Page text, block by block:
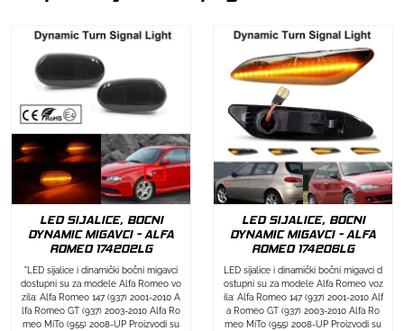
LED SIJALICE, BOCNI
DYNAMIC MIGAVCI - ALFA
ROMEO 174202LG
"LED sijalice i dinamički bočni migavci
dostupni su za modele Alfa Romeo vo
zila: Alfa Romeo 147 (937) 2001-2010 A
lfa Romeo GT (937) 2003-2010 Alfa Ro
meo MiTo (955) 2008-UP Proizvodi su
LED SIJALICE, BOCNI
DYNAMIC MIGAVCI - ALFA
ROMEO 174206LG
LED sijalice i dinamički bočni migavci d
ostupni su za modele Alfa Romeo voz
ila: Alfa Romeo 147 (937) 2001-2010 Alf
a Romeo GT (937) 2003-2010 Alfa Ro
meo MiTo (955) 2008-UP Proizvodi su